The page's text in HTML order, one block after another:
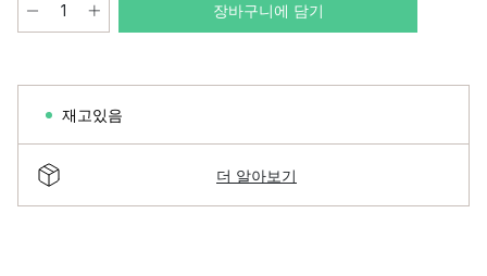
장바구니에 담기
재고있음
더 알아보기